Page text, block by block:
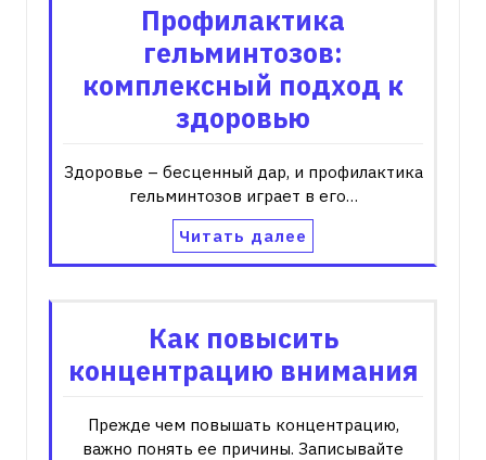
Профилактика
гельминтозов:
комплексный подход к
здоровью
Здоровье – бесценный дар, и профилактика
гельминтозов играет в его…
Читать далее
Как повысить
концентрацию внимания
Прежде чем повышать концентрацию‚
важно понять ее причины. Записывайте